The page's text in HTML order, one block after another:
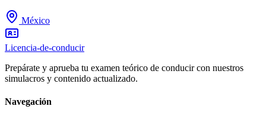
México
Licencia-de-conducir
Prepárate y aprueba tu examen teórico de conducir con nuestros
simulacros y contenido actualizado.
Navegación